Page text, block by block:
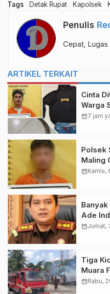
Tags Detak Rupat Kapolsek
Penulis
Cepat, Lugas
ARTIKEL TERKAIT
Cinta
Warga
calendar_month7 jam
Polsek
Maling
Besar
calendar_monthKamis,
Ade
Kajari
calendar_monthJumat,
Tiga
Muara
calendar_monthRabu,